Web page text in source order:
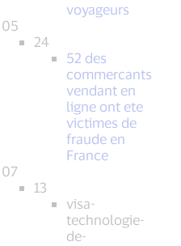
voyageurs
05
24
52 des
commercants
vendant en
ligne ont ete
victimes de
fraude en
France
07
13
visa-
technologie-
de-